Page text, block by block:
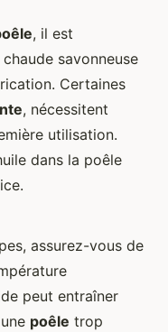
, il est
savonneuse
Certaines
, nécessitent
utilisation.
dans la poêle
assurez-vous de
peut entraîner
poêle trop